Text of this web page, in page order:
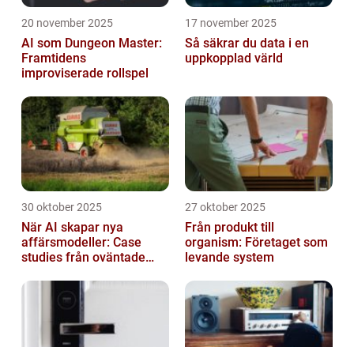
20 november 2025
AI som Dungeon Master:
Framtidens
improviserade rollspel
17 november 2025
Så säkrar du data i en
uppkopplad värld
30 oktober 2025
När AI skapar nya
affärsmodeller: Case
studies från oväntade
27 oktober 2025
Från produkt till
organism: Företaget som
levande system